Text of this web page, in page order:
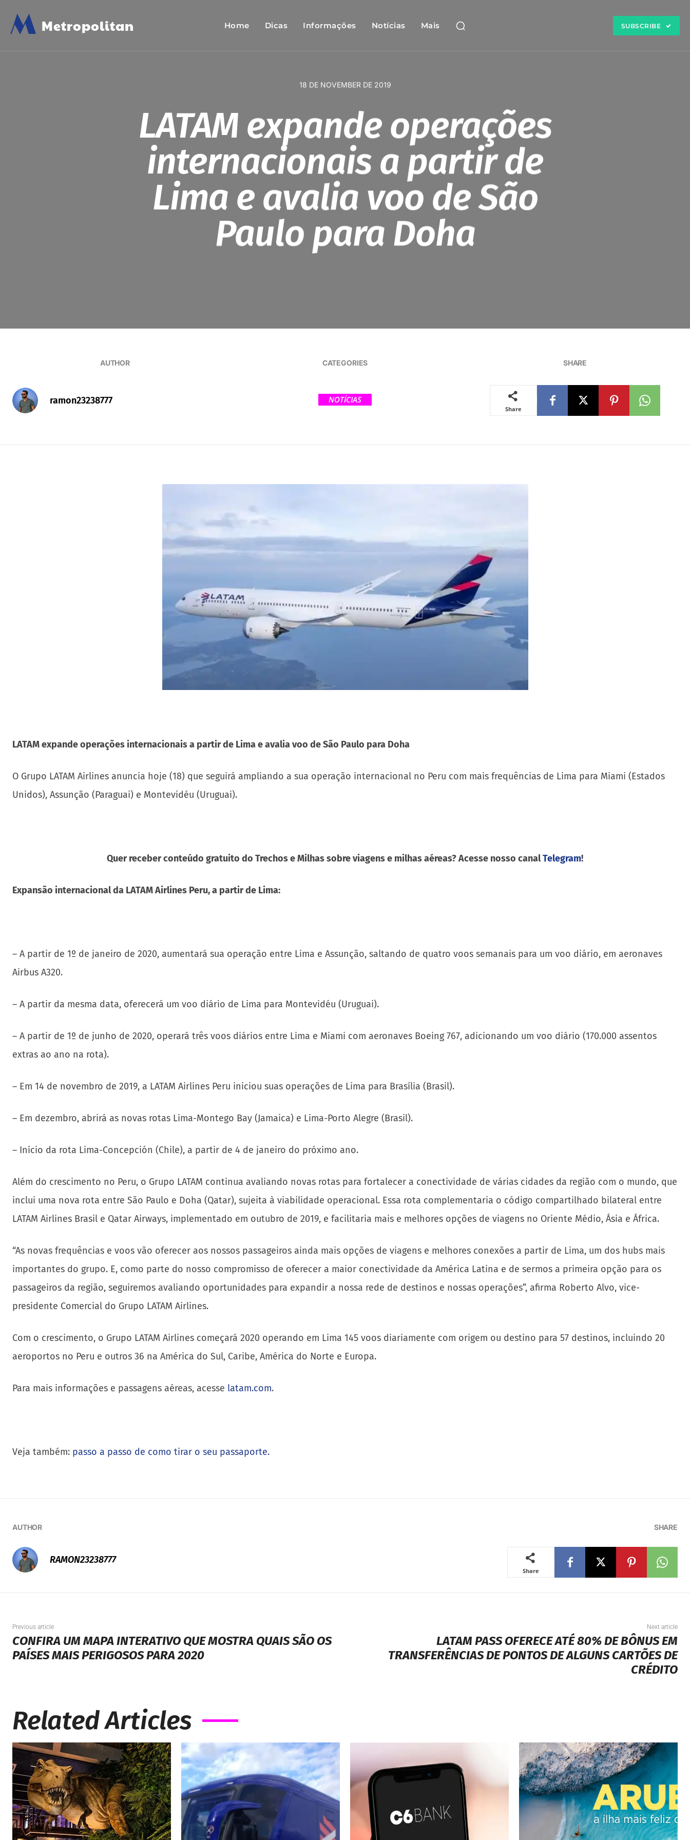
M Metropolitan Home Dicas Informações Notícias Mais SUBSCRIBE
18 DE NOVEMBER DE 2019
LATAM expande operações
internacionais a partir de
Lima e avalia voo de São
Paulo para Doha
AUTHOR
ramon23238777
CATEGORIES
NOTÍCIAS
SHARE
Share
LATAM expande operações internacionais a partir de Lima e avalia voo de São Paulo para Doha
O Grupo LATAM Airlines anuncia hoje (18) que seguirá ampliando a sua operação internacional no Peru com mais frequências de Lima para Miami (Estados
Unidos), Assunção (Paraguai) e Montevidéu (Uruguai).
Quer receber conteúdo gratuito do Trechos e Milhas sobre viagens e milhas aéreas? Acesse nosso canalTelegram!
Expansão internacional da LATAM Airlines Peru, a partir de Lima:
– A partir de 1º de janeiro de 2020, aumentará sua operação entre Lima e Assunção, saltando de quatro voos semanais para um voo diário, em aeronaves
Airbus A320.
– A partir da mesma data, oferecerá um voo diário de Lima para Montevidéu (Uruguai).
– A partir de 1º de junho de 2020, operará três voos diários entre Lima e Miami com aeronaves Boeing 767, adicionando um voo diário (170.000 assentos
extras ao ano na rota).
– Em 14 de novembro de 2019, a LATAM Airlines Peru iniciou suas operações de Lima para Brasília (Brasil).
– Em dezembro, abrirá as novas rotas Lima-Montego Bay (Jamaica) e Lima-Porto Alegre (Brasil).
– Início da rota Lima-Concepción (Chile), a partir de 4 de janeiro do próximo ano.
Além do crescimento no Peru, o Grupo LATAM continua avaliando novas rotas para fortalecer a conectividade de várias cidades da região com o mundo, que
inclui uma nova rota entre São Paulo e Doha (Qatar), sujeita à viabilidade operacional. Essa rota complementaria o código compartilhado bilateral entre
LATAM Airlines Brasil e Qatar Airways, implementado em outubro de 2019, e facilitaria mais e melhores opções de viagens no Oriente Médio, Ásia e África.
“As novas frequências e voos vão oferecer aos nossos passageiros ainda mais opções de viagens e melhores conexões a partir de Lima, um dos hubs mais
importantes do grupo. E, como parte do nosso compromisso de oferecer a maior conectividade da América Latina e de sermos a primeira opção para os
passageiros da região, seguiremos avaliando oportunidades para expandir a nossa rede de destinos e nossas operações”, afirma Roberto Alvo, vice-
presidente Comercial do Grupo LATAM Airlines.
Com o crescimento, o Grupo LATAM Airlines começará 2020 operando em Lima 145 voos diariamente com origem ou destino para 57 destinos, incluindo 20
aeroportos no Peru e outros 36 na América do Sul, Caribe, América do Norte e Europa.
Para mais informações e passagens aéreas, acesse latam.com.
Veja também: passo a passo de como tirar o seu passaporte.
AUTHOR
RAMON23238777
SHARE
Share
Previous article
CONFIRA UM MAPA INTERATIVO QUE MOSTRA QUAIS SÃO OS
PAÍSES MAIS PERIGOSOS PARA 2020
Next article
LATAM PASS OFERECE ATÉ 80% DE BÔNUS EM
TRANSFERÊNCIAS DE PONTOS DE ALGUNS CARTÕES DE
CRÉDITO
Related Articles